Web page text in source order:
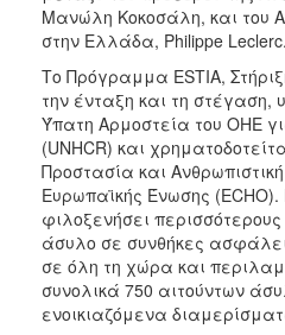
ΔΗΜΟΣ
ΠΟΛΙΤΙΣΜΟΣ
ΑΝΘΕΚΤΙΚΗ
ΠΟΛΗ
Μανώλη Κοκοσάλη, και του
στην Ελλάδα, Philippe Leclerc.
Το Πρόγραμμα ESTIA,
την ένταξη και τη στέγαση,
Ύπατη Αρμοστεία του ΟΗΕ
(UNHCR) και
Προστασία και
Ευρωπαϊκής Ένωσης
φιλοξενήσει
άσυλο σε συνθήκες
σε όλη τη χώρα και
συνολικά 750 αιτούντων
ενοικιαζόμενα